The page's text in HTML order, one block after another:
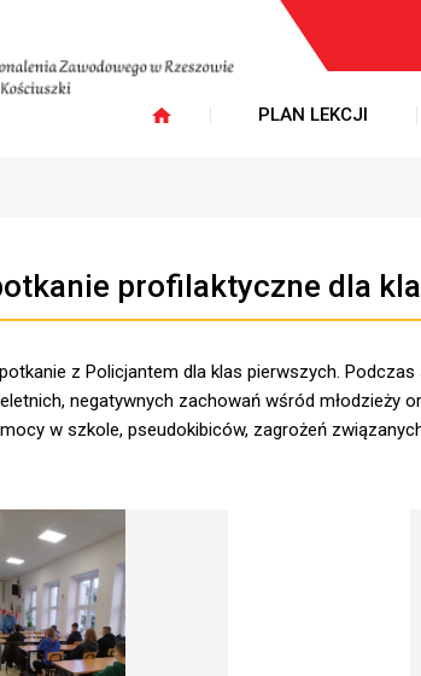
PLAN LEKCJI
profilaktyczne dla
z Policjantem dla klas pierwszych.
negatywnych zachowań wśród młodzieży
w szkole, pseudokibiców, zagrożeń